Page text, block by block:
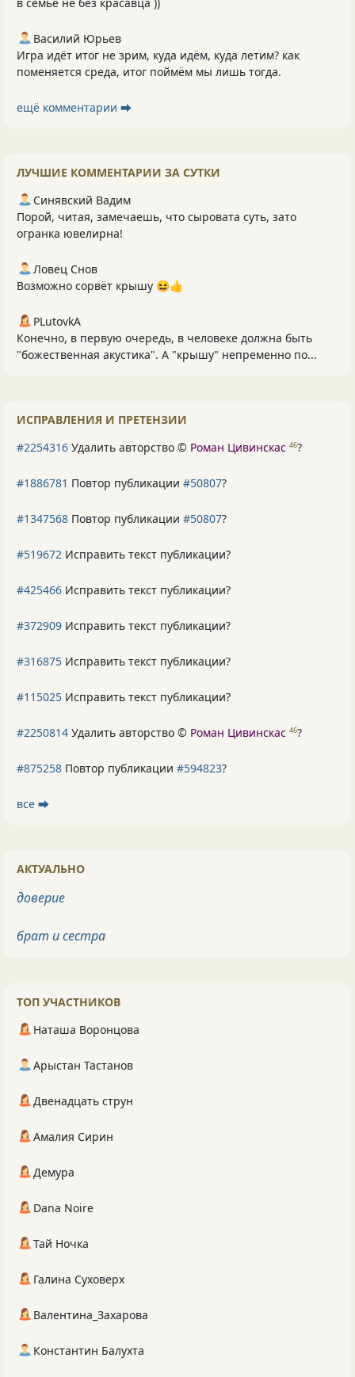
Василий Юрьев
Игра идёт итог не зрим, куда идём, куда летим? как
поменяется среда, итог поймём мы лишь тогда.
ещё комментарии ⮕
ЛУЧШИЕ КОММЕНТАРИИ ЗА СУТКИ
Синявский Вадим
Порой, читая, замечаешь, что сыровата суть, зато
огранка ювелирна!
Ловец Снов
Возможно сорвёт крышу 😆👍
PLutоvkА
Конечно, в первую очередь, в человеке должна быть
"божественная акустика". А "крышу" непременно по...
ИСПРАВЛЕНИЯ И ПРЕТЕНЗИИ
#2254316 Удалить авторство © Роман Цивинскас 46?
#1886781 Повтор публикации #50807?
#1347568 Повтор публикации #50807?
#519672 Исправить текст публикации?
#425466 Исправить текст публикации?
#372909 Исправить текст публикации?
#316875 Исправить текст публикации?
#115025 Исправить текст публикации?
#2250814 Удалить авторство © Роман Цивинскас 46?
#875258 Повтор публикации #594823?
все ⮕
АКТУАЛЬНО
доверие
брат и сестра
ТОП УЧАСТНИКОВ
Наташа Воронцова
Арыстан Тастанов
Двенадцать струн
Амалия Сирин
Демура
Dana Noire
Тай Ночка
Галина Суховерх
Валентина_Захарова
Константин Балухта